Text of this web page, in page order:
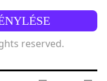
reserved.